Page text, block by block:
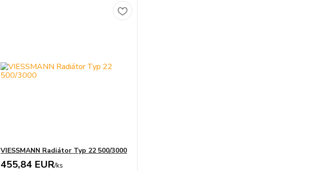
VIESSMANN Radiátor Typ 22 500/3000
455,84 EUR/ks